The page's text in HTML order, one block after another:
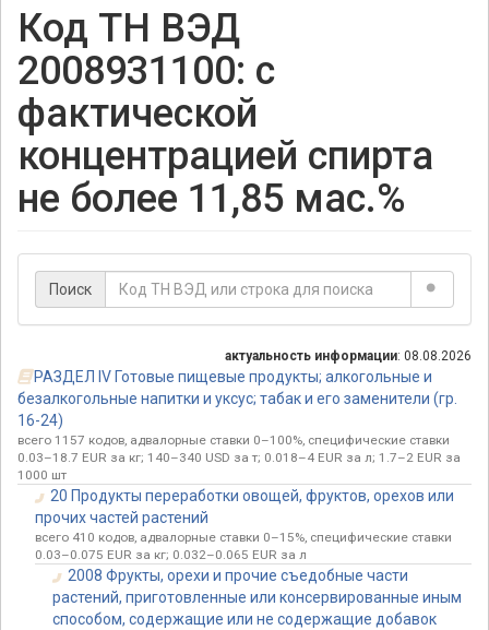
Код ТН ВЭД
2008931100: с
фактической
концентрацией спирта
не более 11,85 мас.%
Поиск
актуальность информации: 08.08.2026
РАЗДЕЛ IV Готовые пищевые продукты; алкогольные и
безалкогольные напитки и уксус; табак и его заменители (гр.
16-24)
всего 1157 кодов, адвалорные ставки 0–100%, специфические ставки
0.03–18.7 EUR за кг; 140–340 USD за т; 0.018–4 EUR за л; 1.7–2 EUR за
1000 шт
20 Продукты переработки овощей, фруктов, орехов или
прочих частей растений
всего 410 кодов, адвалорные ставки 0–15%, специфические ставки
0.03–0.075 EUR за кг; 0.032–0.065 EUR за л
2008 Фрукты, орехи и прочие съедобные части
растений, приготовленные или консервированные иным
способом, содержащие или не содержащие добавок